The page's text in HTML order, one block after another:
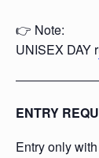
👉 Note:
UNISEX DAY r
ENTRY
Entry only